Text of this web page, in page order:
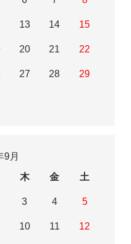
13 14 15
20 21 22
27 28 29
9月
木 金 土
3 4 5
10 11 12